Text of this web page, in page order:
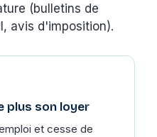
(bulletins de
avis d'imposition).
plus son loyer
et cesse de